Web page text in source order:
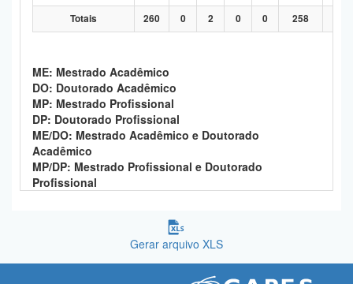
Totais 260 0 2 0 0 258
ME: Mestrado Acadêmico
DO: Doutorado Acadêmico
MP: Mestrado Profissional
DP: Doutorado Profissional
ME/DO: Mestrado Acadêmico e Doutorado
Acadêmico
MP/DP: Mestrado Profissional e Doutorado
Profissional
Gerar arquivo XLS